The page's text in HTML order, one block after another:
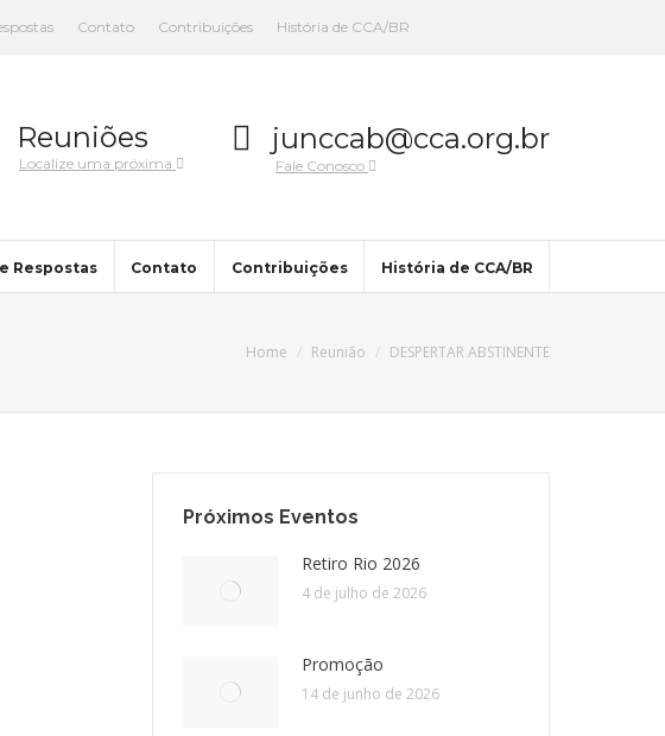
Contato Contribuições História de CCA/BR
Reuniões
Localize uma próxima
junccab@cca.org.br
Fale Conosco
Respostas Contato Contribuições História de CCA/BR
Home Reunião DESPERTAR ABSTINENTE
Próximos Eventos
Retiro Rio 2026
4 de julho de 2026
Promoção
14 de junho de 2026